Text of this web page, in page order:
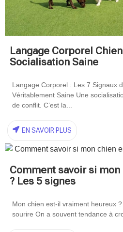
Langage Corporel
Socialisation Saine
Langage Corporel : Les 7 Signaux
Véritablement Saine Une
de conflit. C’est la...
EN SAVOIR PLUS
Comment savoir si
? Les 5 signes
Mon chien est-il vraiment heureux ?
sourire On a souvent tendance à